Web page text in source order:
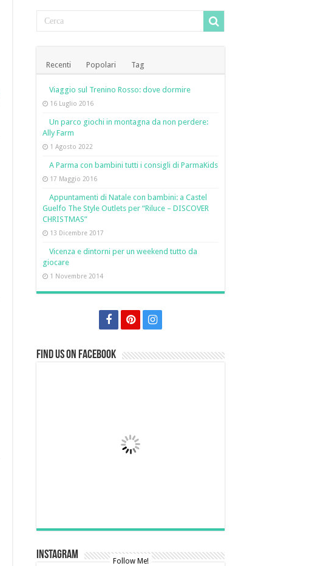
Recenti Popolari Tag
Viaggio sul Trenino Rosso: dove dormire
16 Luglio 2016
Un parco giochi in montagna da non perdere:
Ally Farm
1 Agosto 2022
A Parma con bambini tutti i consigli di ParmaKids
17 Maggio 2016
Appuntamenti di Natale con bambini: a Castel
Guelfo The Style Outlets per “Riluce – DISCOVER
CHRISTMAS”
13 Dicembre 2017
Vicenza e dintorni per un weekend tutto da
giocare
1 Novembre 2014
Find us on Facebook
Instagram Follow Me!